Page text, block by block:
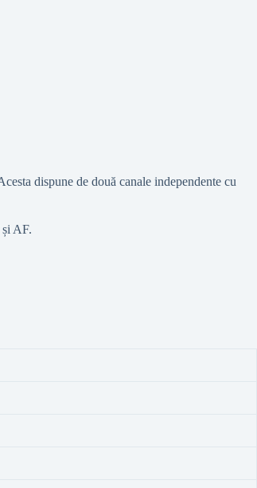
dispune de două canale independente cu
AF.